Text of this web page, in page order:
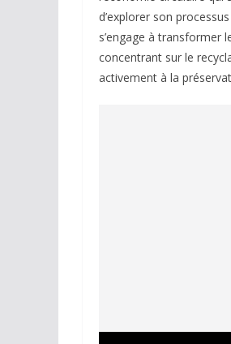
d’explorer son
s’engage à transformer
concentrant sur le
activement à la